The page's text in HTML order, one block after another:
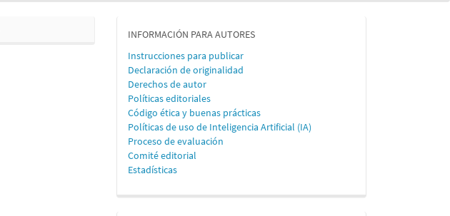
informacion
INFORMACIÓN PARA AUTORES
Instrucciones para publicar
Declaración de originalidad
Derechos de autor
Políticas editoriales
Código ética y buenas prácticas
Políticas de uso de Inteligencia Artificial (IA)
Proceso de evaluación
Comité editorial
Estadísticas